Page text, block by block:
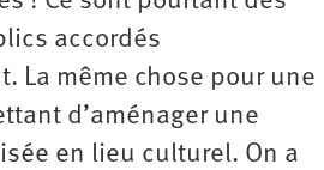
accordés
La même chose pour une
d’aménager une
en lieu culturel. On a